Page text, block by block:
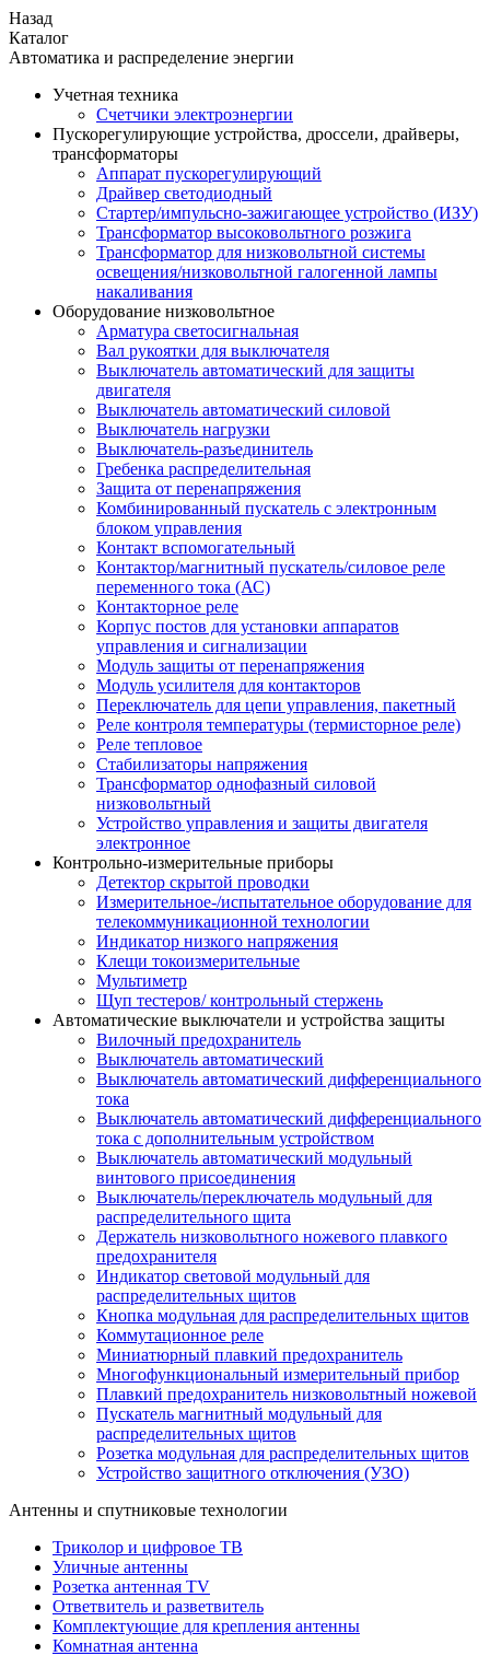
Назад
Каталог
Автоматика и распределение энергии
Учетная техника
Счетчики электроэнергии
Пускорегулирующие устройства, дроссели, драйверы,
трансформаторы
Аппарат пускорегулирующий
Драйвер светодиодный
Стартер/импульсно-зажигающее устройство (ИЗУ)
Трансформатор высоковольтного розжига
Трансформатор для низковольтной системы
освещения/низковольтной галогенной лампы
накаливания
Оборудование низковольтное
Арматура светосигнальная
Вал рукоятки для выключателя
Выключатель автоматический для защиты
двигателя
Выключатель автоматический силовой
Выключатель нагрузки
Выключатель-разъединитель
Гребенка распределительная
Защита от перенапряжения
Комбинированный пускатель с электронным
блоком управления
Контакт вспомогательный
Контактор/магнитный пускатель/силовое реле
переменного тока (АС)
Контакторное реле
Корпус постов для установки аппаратов
управления и сигнализации
Модуль защиты от перенапряжения
Модуль усилителя для контакторов
Переключатель для цепи управления, пакетный
Реле контроля температуры (термисторное реле)
Реле тепловое
Стабилизаторы напряжения
Трансформатор однофазный силовой
низковольтный
Устройство управления и защиты двигателя
электронное
Контрольно-измерительные приборы
Детектор скрытой проводки
Измерительное-/испытательное оборудование для
телекоммуникационной технологии
Индикатор низкого напряжения
Клещи токоизмерительные
Мультиметр
Щуп тестеров/ контрольный стержень
Автоматические выключатели и устройства защиты
Вилочный предохранитель
Выключатель автоматический
Выключатель автоматический дифференциального
тока
Выключатель автоматический дифференциального
тока с дополнительным устройством
Выключатель автоматический модульный
винтового присоединения
Выключатель/переключатель модульный для
распределительного щита
Держатель низковольтного ножевого плавкого
предохранителя
Индикатор световой модульный для
распределительных щитов
Кнопка модульная для распределительных щитов
Коммутационное реле
Миниатюрный плавкий предохранитель
Многофункциональный измерительный прибор
Плавкий предохранитель низковольтный ножевой
Пускатель магнитный модульный для
распределительных щитов
Розетка модульная для распределительных щитов
Устройство защитного отключения (УЗО)
Антенны и спутниковые технологии
Триколор и цифровое ТВ
Уличные антенны
Розетка антенная TV
Ответвитель и разветвитель
Комплектующие для крепления антенны
Комнатная антенна